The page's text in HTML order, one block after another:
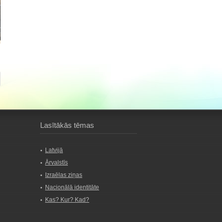
Lasītākās tēmas
Latvijā
Ārvalstīs
Izraēlas ziņas
Nacionālā identitāte
Kas? Kur? Kad?